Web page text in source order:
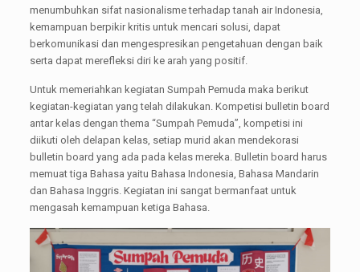
menumbuhkan sifat nasionalisme terhadap tanah air Indonesia,
kemampuan berpikir kritis untuk mencari solusi, dapat
berkomunikasi dan mengespresikan pengetahuan dengan baik
serta dapat merefleksi diri ke arah yang positif.
Untuk memeriahkan kegiatan Sumpah Pemuda maka berikut
kegiatan-kegiatan yang telah dilakukan. Kompetisi bulletin board
antar kelas dengan thema “Sumpah Pemuda”, kompetisi ini
diikuti oleh delapan kelas, setiap murid akan mendekorasi
bulletin board yang ada pada kelas mereka. Bulletin board harus
memuat tiga Bahasa yaitu Bahasa Indonesia, Bahasa Mandarin
dan Bahasa Inggris. Kegiatan ini sangat bermanfaat untuk
mengasah kemampuan ketiga Bahasa.